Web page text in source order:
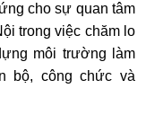
cho sự quan tâm
trong việc chăm lo
môi trường làm
bộ, công chức và